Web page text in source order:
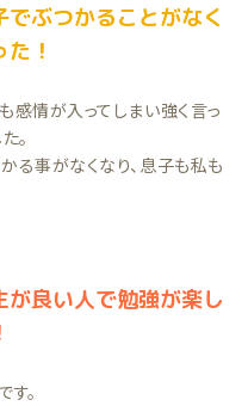
でぶつかることがなく
た！
感情が入ってしまい強く言っ
。
る事がなくなり、息子も私も
が良い人で勉強が楽し
。